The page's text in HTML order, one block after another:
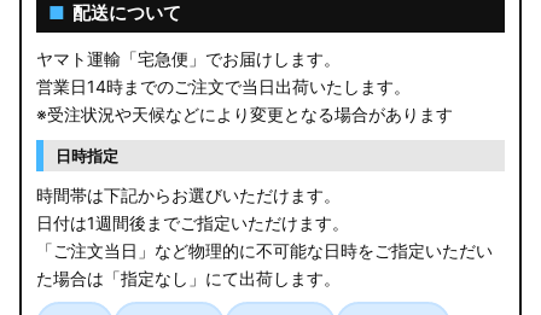
■ 配送について
ヤマト運輸「宅急便」でお届けします。
営業日14時までのご注文で当日出荷いたします。
※受注状況や天候などにより変更となる場合があります
日時指定
時間帯は下記からお選びいただけます。
日付は1週間後までご指定いただけます。
「ご注文当日」など物理的に不可能な日時をご指定いただい
た場合は「指定なし」にて出荷します。